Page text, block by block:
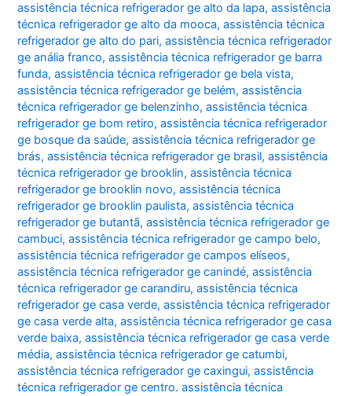
assistência técnica refrigerador ge alto da lapa,assistência
técnica refrigerador ge alto da mooca,assistência técnica
refrigerador ge alto do pari,assistência técnica refrigerador
ge anália franco,assistência técnica refrigerador ge barra
funda,assistência técnica refrigerador ge bela vista,
assistência técnica refrigerador ge belém,assistência
técnica refrigerador ge belenzinho,assistência técnica
refrigerador ge bom retiro,assistência técnica refrigerador
ge bosque da saúde,assistência técnica refrigerador ge
brás,assistência técnica refrigerador ge brasil,assistência
técnica refrigerador ge brooklin,assistência técnica
refrigerador ge brooklin novo,assistência técnica
refrigerador ge brooklin paulista,assistência técnica
refrigerador ge butantã,assistência técnica refrigerador ge
cambuci,assistência técnica refrigerador ge campo belo,
assistência técnica refrigerador ge campos elíseos,
assistência técnica refrigerador ge canindé,assistência
técnica refrigerador ge carandiru,assistência técnica
refrigerador ge casa verde,assistência técnica refrigerador
ge casa verde alta,assistência técnica refrigerador ge casa
verde baixa,assistência técnica refrigerador ge casa verde
média,assistência técnica refrigerador ge catumbi,
assistência técnica refrigerador ge caxingui,assistência
técnica refrigerador ge centro. assistência técnica